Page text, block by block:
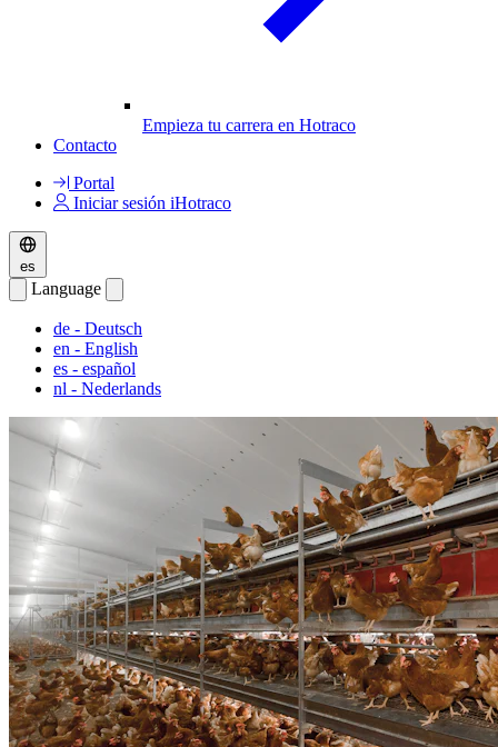
Empieza tu carrera en Hotraco
Contacto
Portal
Iniciar sesión iHotraco
es
Language
de - Deutsch
en - English
es - español
nl - Nederlands